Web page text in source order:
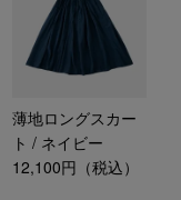
薄地ロングスカー
ト / ネイビー
12,100円（税込）